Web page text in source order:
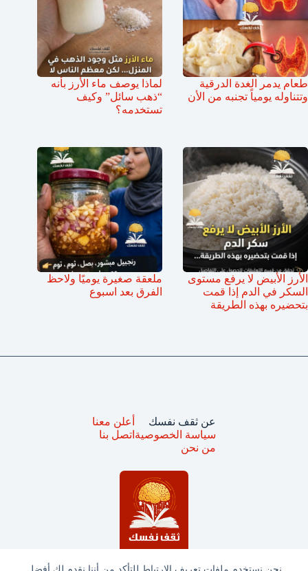
طعام يدمر الغدة الدرقية
وتتناوله يومياً تجنبه من الأن
لماذا يوصف ماء الأرز بأنه
“ذهب سائل” وكيف
تستخدمه؟
الأرز الأبيض لا يرفع مستوى
السكر في الدم إذا قمت
بتحضيره بهذه الطريقة
ملعقة صغيرة يوميًا ولاحظ
الفرق بعد اسبوع
عن ثقف نفسك
سياسة الخصوصية
من نحن
أعلن معنا
اتصل بنا